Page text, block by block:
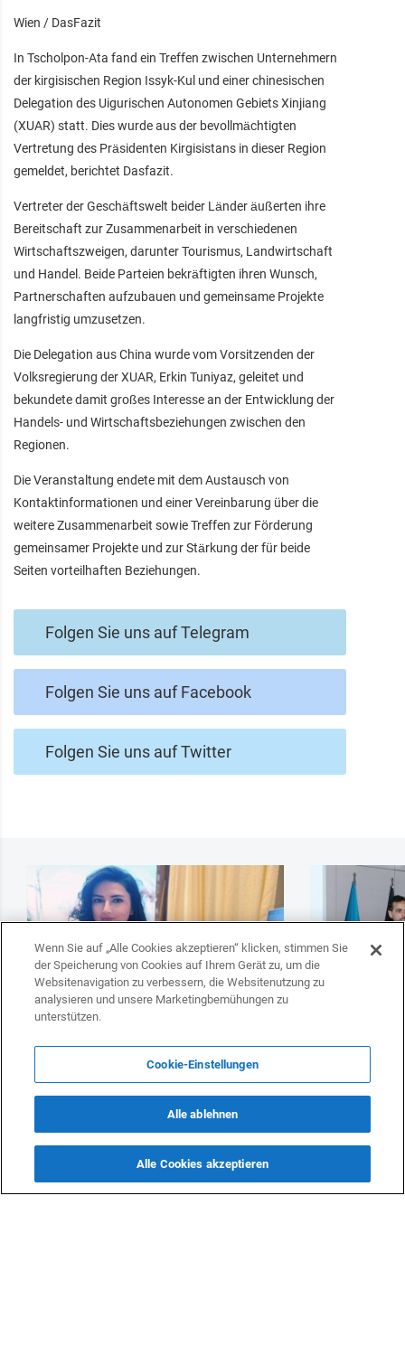
Wien / DasFazit
In Tscholpon-Ata fand ein Treffen zwischen Unternehmern
der kirgisischen Region Issyk-Kul und einer chinesischen
Delegation des Uigurischen Autonomen Gebiets Xinjiang
(XUAR) statt. Dies wurde aus der bevollmächtigten
Vertretung des Präsidenten Kirgisistans in dieser Region
gemeldet, berichtet Dasfazit.
Vertreter der Geschäftswelt beider Länder äußerten ihre
Bereitschaft zur Zusammenarbeit in verschiedenen
Wirtschaftszweigen, darunter Tourismus, Landwirtschaft
und Handel. Beide Parteien bekräftigten ihren Wunsch,
Partnerschaften aufzubauen und gemeinsame Projekte
langfristig umzusetzen.
Die Delegation aus China wurde vom Vorsitzenden der
Volksregierung der XUAR, Erkin Tuniyaz, geleitet und
bekundete damit großes Interesse an der Entwicklung der
Handels- und Wirtschaftsbeziehungen zwischen den
Regionen.
Die Veranstaltung endete mit dem Austausch von
Kontaktinformationen und einer Vereinbarung über die
weitere Zusammenarbeit sowie Treffen zur Förderung
gemeinsamer Projekte und zur Stärkung der für beide
Seiten vorteilhaften Beziehungen.
Folgen Sie uns auf Telegram
Folgen Sie uns auf Facebook
Folgen Sie uns auf Twitter
Aserbaidschanische Ärztin Chavar
Musayeva über den Brückenschlag
zwischen Kulturen im deutschen
Gesundheitswesen (Interview)
deutsche
Plattform für
Wenn Sie auf „Alle Cookies akzeptieren“ klicken, stimmen Sie
der Speicherung von Cookies auf Ihrem Gerät zu, um die
Websitenavigation zu verbessern, die Websitenutzung zu
analysieren und unsere Marketingbemühungen zu
unterstützen.
Cookie-Einstellungen
Alle ablehnen
Alle Cookies akzeptieren